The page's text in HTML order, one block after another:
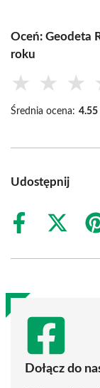
Oceń: Geodeta
roku
★ ★ ★
Średnia ocena: 4.55
Udostępnij
Share
Share
(Twitter)
Dołącz do